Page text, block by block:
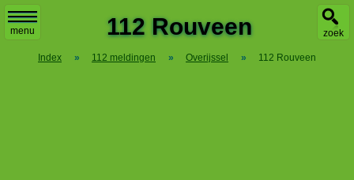
menu zoek
112 Rouveen
Index » 112 meldingen » Overijssel » 112 Rouveen